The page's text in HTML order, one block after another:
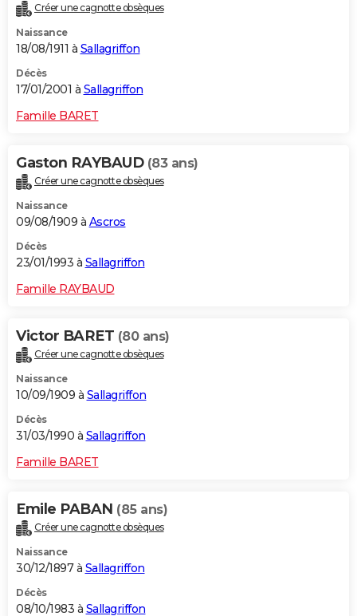
Créer une cagnotte obsèques
Naissance
18/08/1911 à Sallagriffon
Décès
17/01/2001 à Sallagriffon
Famille BARET
Gaston RAYBAUD (83 ans)
Créer une cagnotte obsèques
Naissance
09/08/1909 à Ascros
Décès
23/01/1993 à Sallagriffon
Famille RAYBAUD
Victor BARET (80 ans)
Créer une cagnotte obsèques
Naissance
10/09/1909 à Sallagriffon
Décès
31/03/1990 à Sallagriffon
Famille BARET
Emile PABAN (85 ans)
Créer une cagnotte obsèques
Naissance
30/12/1897 à Sallagriffon
Décès
08/10/1983 à Sallagriffon